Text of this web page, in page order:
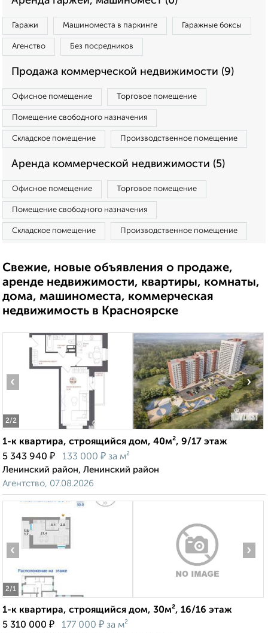
Гаражи Машиноместа в паркинге Гаражные боксы
Агенство Без посредников
Продажа коммерческой недвижимости (9)
Офисное помещение Торговое помещение
Помещение свободного назначения
Складское помещение Производственное помещение
Аренда коммерческой недвижимости (5)
Офисное помещение Торговое помещение
Помещение свободного назначения
Складское помещение Производственное помещение
Свежие, новые объявления о продаже,
аренде недвижимости, квартиры, комнаты,
дома, машиноместа, коммерческая
недвижимость в Красноярске
2/2
‹ ›
1-к квартира, строящийся дом, 40м², 9/17 этаж
5 343 940 ₽ 133 000 ₽ за м²
Ленинский район, Ленинский район
Агентство, 07.08.2026
2/1
‹ ›
1-к квартира, строящийся дом, 30м², 16/16 этаж
5 310 000 ₽ 177 000 ₽ за м²